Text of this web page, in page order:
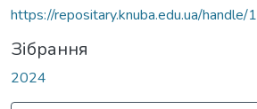
https://repositary.knuba.edu.ua/
Зібрання
2024